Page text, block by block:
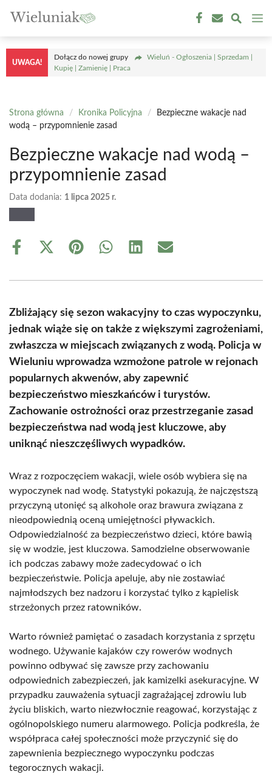
treści
UWAGA!
Dołącz do nowej grupy
Wieluń - Ogłoszenia | Sprzedam |
Kupię | Zamienię | Praca
Strona główna / Kronika Policyjna /
Bezpieczne wakacje nad
wodą – przypomnienie zasad
Bezpieczne wakacje nad wodą –
przypomnienie zasad
Data dodania: 1 lipca 2025 r.
Share
Share
(Twitter)
Share Share Share Share
Zbliżający się sezon wakacyjny to czas wypoczynku,
jednak wiąże się on także z większymi zagrożeniami,
zwłaszcza w miejscach związanych z wodą. Policja w
Wieluniu wprowadza wzmożone patrole w rejonach
popularnych akwenów, aby zapewnić
bezpieczeństwo mieszkańców i turystów.
Zachowanie ostrożności oraz przestrzeganie zasad
bezpieczeństwa nad wodą jest kluczowe, aby
uniknąć nieszczęśliwych wypadków.
Wraz z rozpoczęciem wakacji, wiele osób wybiera się na
wypoczynek nad wodę. Statystyki pokazują, że najczęstszą
przyczyną utonięć są alkohole oraz brawura związana z
nieodpowiednią oceną umiejętności pływackich.
Odpowiedzialność za bezpieczeństwo dzieci, które bawią
się w wodzie, jest kluczowa. Samodzielne obserwowanie
ich podczas zabawy może zadecydować o ich
bezpieczeństwie. Policja apeluje, aby nie zostawiać
najmłodszych bez nadzoru i korzystać tylko z kąpielisk
strzeżonych przez ratowników.
Warto również pamiętać o zasadach korzystania z sprzętu
wodnego. Używanie kajaków czy rowerów wodnych
powinno odbywać się zawsze przy zachowaniu
odpowiednich zabezpieczeń, jak kamizelki asekuracyjne. W
przypadku zauważenia sytuacji zagrażającej zdrowiu lub
życiu bliskich, warto niezwłocznie reagować, korzystając z
ogólnopolskiego numeru alarmowego. Policja podkreśla, że
współpraca całej społeczności może przyczynić się do
zapewnienia bezpiecznego wypoczynku podczas
tegorocznych wakacji.